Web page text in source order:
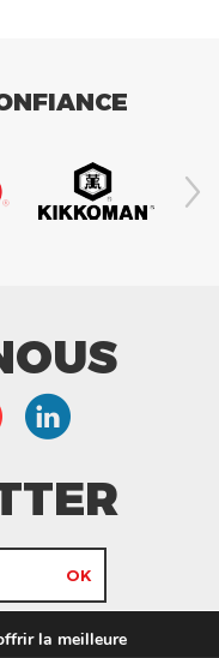
et les
la meilleure